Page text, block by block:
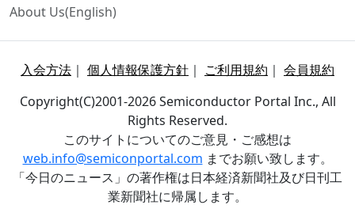
About Us(English)
入会方法 ｜ 個人情報保護方針 ｜ ご利用規約 ｜ 会員規約
Copyright(C)2001-2026 Semiconductor Portal Inc., All
Rights Reserved.
このサイトについてのご意見・ご感想は
web.info@semiconportal.com までお願い致します。
「今日のニュース」の著作権は日本経済新聞社及び日刊工
業新聞社に帰属します。